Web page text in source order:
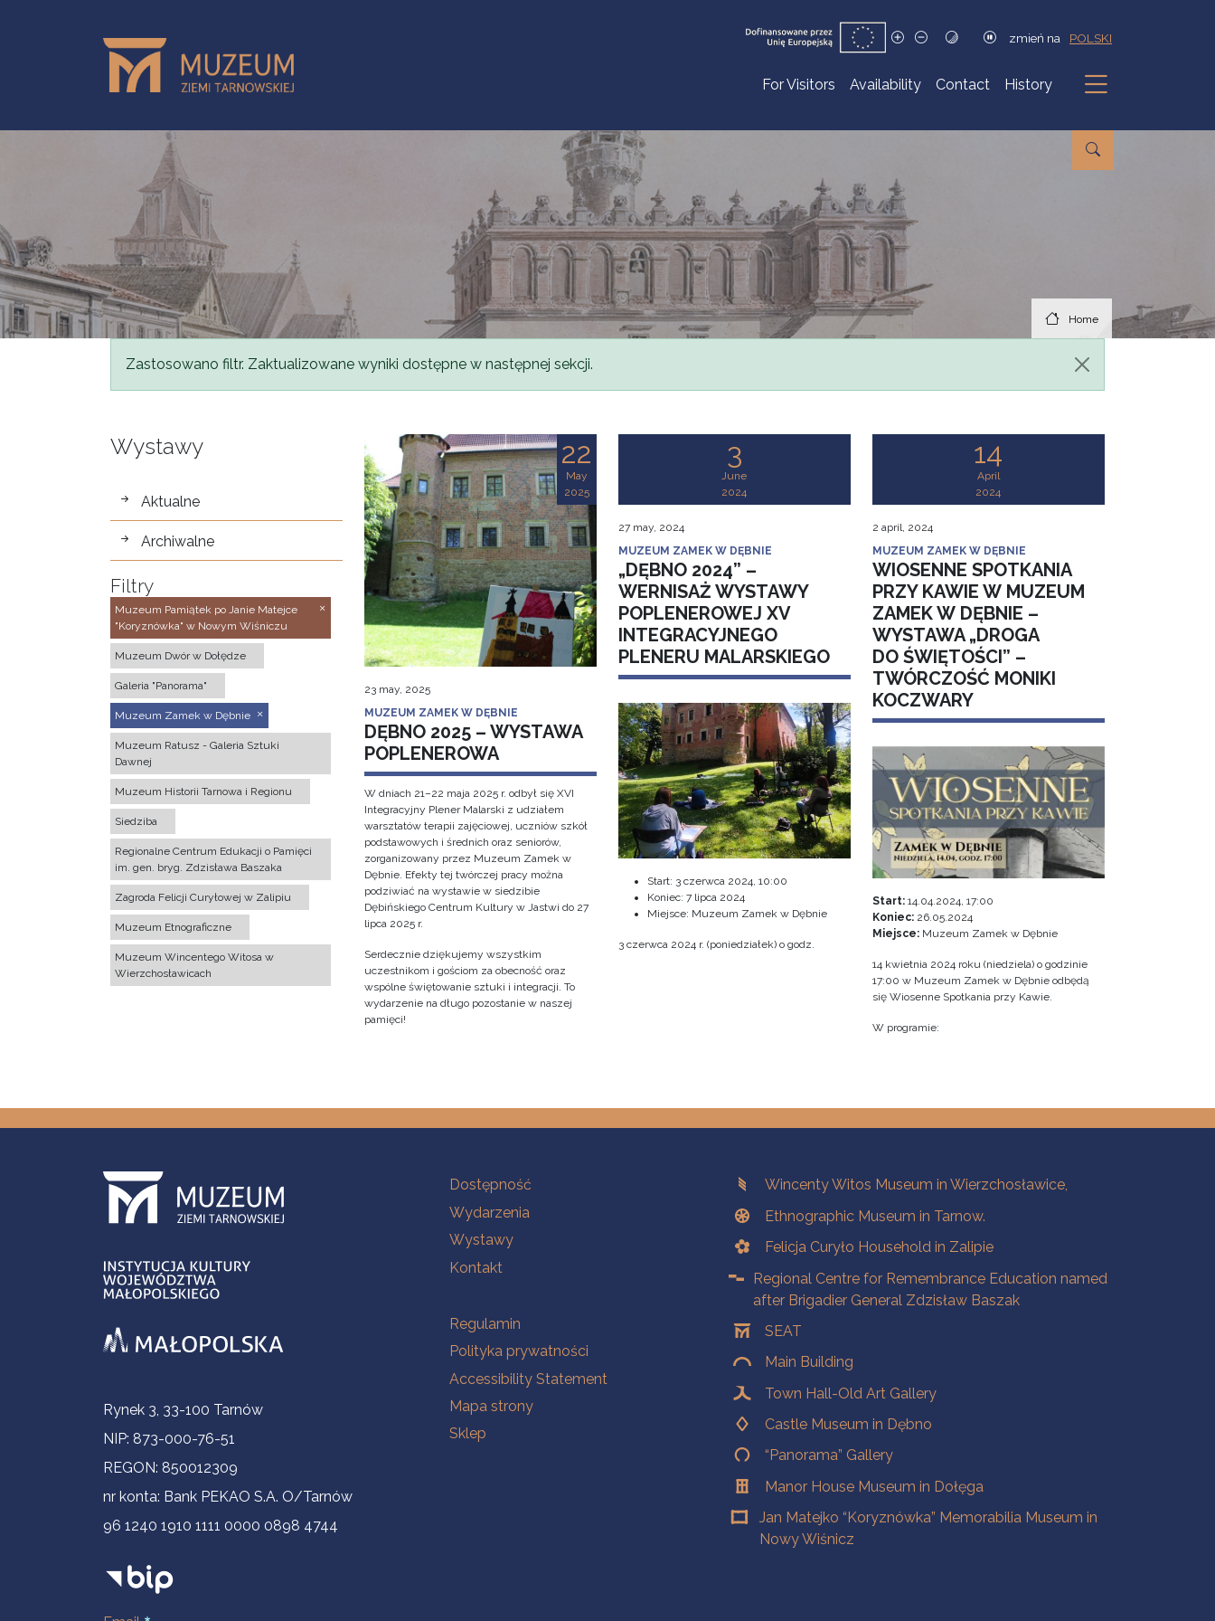
zmień na POLSKI
For Visitors Availability Contact History
Submenu
Home
Status message
Zastosowano filtr. Zaktualizowane wyniki dostępne w następnej sekcji.
Wystawy
wystawy
Aktualne
Archiwalne
Filtry
Muzeum Pamiątek po Janie Matejce
"Koryznówka" w Nowym Wiśniczu
Muzeum Dwór w Dołędze
Galeria "Panorama"
Muzeum Zamek w Dębnie
Muzeum Ratusz - Galeria Sztuki
Dawnej
Muzeum Historii Tarnowa i Regionu
Siedziba
Regionalne Centrum Edukacji o Pamięci
im. gen. bryg. Zdzisława Baszaka
Zagroda Felicji Curyłowej w Zalipiu
Muzeum Etnograficzne
Muzeum Wincentego Witosa w
Wierzchosławicach
22
May
2025
23 may, 2025
MUZEUM ZAMEK W DĘBNIE
DĘBNO 2025 – WYSTAWA
POPLENEROWA
W dniach 21–22 maja 2025 r. odbył się XVI
Integracyjny Plener Malarski z udziałem
warsztatów terapii zajęciowej, uczniów szkół
podstawowych i średnich oraz seniorów,
zorganizowany przez Muzeum Zamek w
Dębnie. Efekty tej twórczej pracy można
podziwiać na wystawie w siedzibie
Dębińskiego Centrum Kultury w Jastwi do 27
lipca 2025 r.
Serdecznie dziękujemy wszystkim
uczestnikom i gościom za obecność oraz
wspólne świętowanie sztuki i integracji. To
wydarzenie na długo pozostanie w naszej
pamięci!
3
June
2024
27 may, 2024
MUZEUM ZAMEK W DĘBNIE
„DĘBNO 2024” –
WERNISAŻ WYSTAWY
POPLENEROWEJ XV
INTEGRACYJNEGO
PLENERU MALARSKIEGO
Start: 3 czerwca 2024, 10:00
Koniec: 7 lipca 2024
Miejsce: Muzeum Zamek w Dębnie
3 czerwca 2024 r. (poniedziałek) o godz.
14
April
2024
2 april, 2024
MUZEUM ZAMEK W DĘBNIE
WIOSENNE SPOTKANIA
PRZY KAWIE W MUZEUM
ZAMEK W DĘBNIE –
WYSTAWA „DROGA
DO ŚWIĘTOŚCI” –
TWÓRCZOŚĆ MONIKI
KOCZWARY
Start:14.04.2024, 17:00
Koniec:26.05.2024
Miejsce:Muzeum Zamek w Dębnie
14 kwietnia 2024 roku (niedziela) o godzinie
17:00 w Muzeum Zamek w Dębnie odbędą
się Wiosenne Spotkania przy Kawie.
W programie:
Contact Information
Rynek 3, 33-100 Tarnów
NIP: 873-000-76-51
REGON: 850012309
nr konta: Bank PEKAO S.A. O/Tarnów
96 1240 1910 1111 0000 0898 4744
Na skróty.
Dostępność
Wydarzenia
Wystawy
Kontakt
Na skróty.
Regulamin
Polityka prywatności
Accessibility Statement
Mapa strony
Sklep
BranchesWincenty Witos Museum in Wierzchosławice,
Ethnographic Museum in Tarnow.
Felicja Curyło Household in Zalipie
Regional Centre for Remembrance Education named
after Brigadier General Zdzisław Baszak
SEAT
Main Building
Town Hall-Old Art Gallery
Castle Museum in Dębno
“Panorama” Gallery
Manor House Museum in Dołęga
Jan Matejko “Koryznówka” Memorabilia Museum in
Nowy Wiśnicz